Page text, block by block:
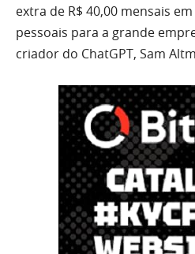
extra de R$ 40,00 mensais
pessoais para a grande
criador do ChatGPT, Sam